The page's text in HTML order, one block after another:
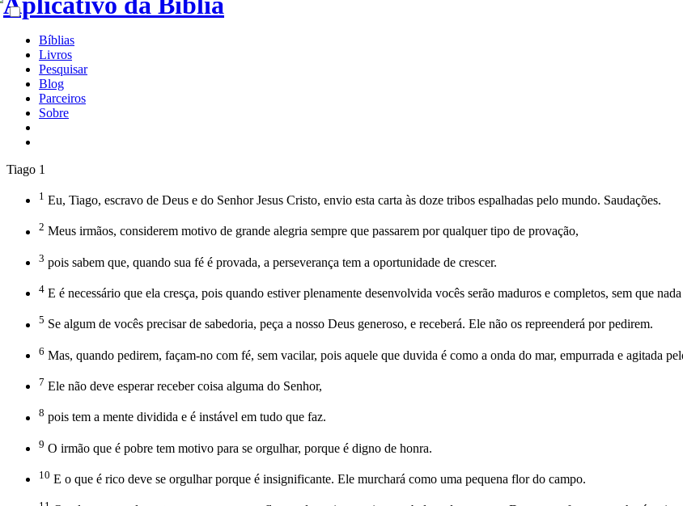
Bíblias
Livros
Pesquisar
Blog
Parceiros
Sobre
Tiago 1
1 Eu, Tiago, escravo de Deus e do Senhor Jesus Cristo, envio esta carta às doze tribos espalhadas pelo mundo. Saudações.
2 Meus irmãos, considerem motivo de grande alegria sempre que passarem por qualquer tipo de provação,
3 pois sabem que, quando sua fé é provada, a perseverança tem a oportunidade de crescer.
4 E é necessário que ela cresça, pois quando estiver plenamente desenvolvida vocês serão maduros e completos, sem que
5 Se algum de vocês precisar de sabedoria, peça a nosso Deus generoso, e receberá. Ele não os repreenderá por pedirem.
6 Mas, quando pedirem, façam-no com fé, sem vacilar, pois aquele que duvida é como a onda do mar, empurrada e agitada
7 Ele não deve esperar receber coisa alguma do Senhor,
8 pois tem a mente dividida e é instável em tudo que faz.
9 O irmão que é pobre tem motivo para se orgulhar, porque é digno de honra.
10 E o que é rico deve se orgulhar porque é insignificante. Ele murchará como uma pequena flor do campo.